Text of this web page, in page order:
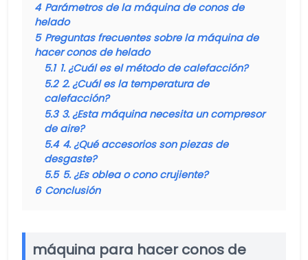
4 Parámetros de la máquina de conos de
helado
5 Preguntas frecuentes sobre la máquina de
hacer conos de helado
5.1 1. ¿Cuál es el método de calefacción?
5.2 2. ¿Cuál es la temperatura de
calefacción?
5.3 3. ¿Esta máquina necesita un compresor
de aire?
5.4 4. ¿Qué accesorios son piezas de
desgaste?
5.5 5. ¿Es oblea o cono crujiente?
6 Conclusión
máquina para hacer conos de